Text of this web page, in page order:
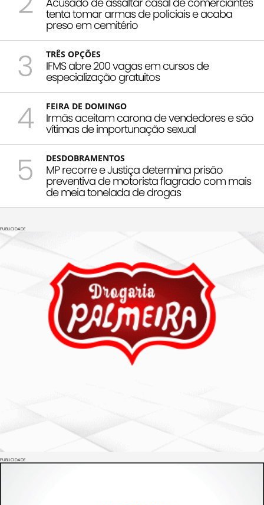
tenta tomar armas de policiais e acaba
preso em cemitério
3 TRÊS OPÇÕES
IFMS abre 200 vagas em cursos de
especialização gratuitos
4 FEIRA DE DOMINGO
Irmãs aceitam carona de vendedores e são
vítimas de importunação sexual
5 DESDOBRAMENTOS
MP recorre e Justiça determina prisão
preventiva de motorista flagrado com mais
de meia tonelada de drogas
PUBLICIDADE
PUBLICIDADE